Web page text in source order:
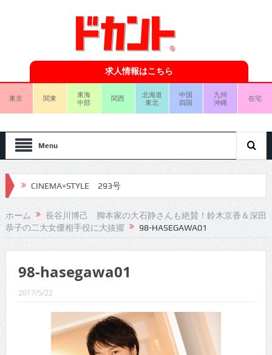
求人情報はこちら
東京 関東
東海
中部
関西
北海道
東北
中国
四国
九州
沖縄
在宅
Menu
CINEMA×STYLE 293号
CINEMA×STYLE 292号
CINEMA×STYLE 291号
CINEMA×STYLE 289号
CINEMA×STYLE 287号
CINEMA×STYLE 286号
ホーム
長谷川博己 脚本家の大石静さんも絶賛！鈴木京香＆深田
恭子の二大女優相手役に大抜擢
98-HASEGAWA01
98-hasegawa01
2017/5/22